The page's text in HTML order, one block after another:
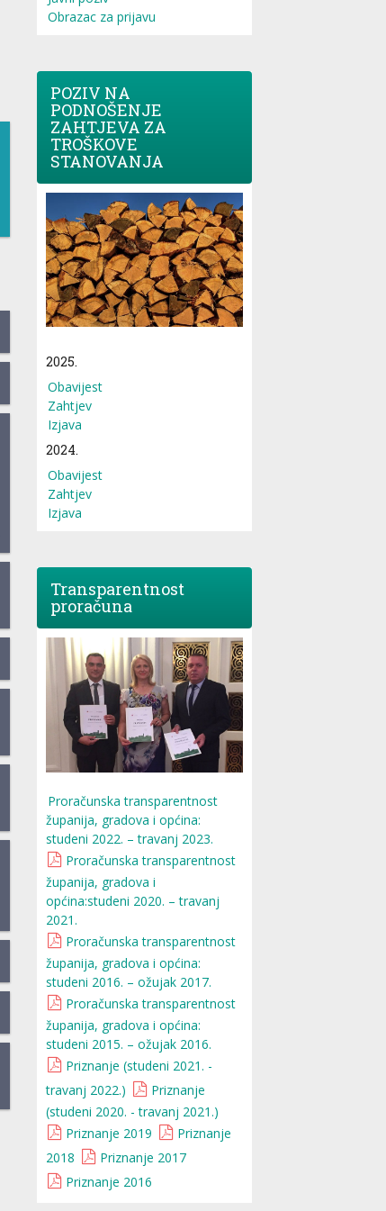
Obrazac za prijavu
POZIV NA
PODNOŠENJE
ZAHTJEVA ZA
TROŠKOVE
STANOVANJA
2025.
Obavijest
Zahtjev
Izjava
2024.
Obavijest
Zahtjev
Izjava
Transparentnost
proračuna
Proračunska transparentnost
županija, gradova i općina:
studeni 2022. – travanj 2023.
Proračunska transparentnost
županija, gradova i
općina:studeni 2020. – travanj
2021.
Proračunska transparentnost
županija, gradova i općina:
studeni 2016. – ožujak 2017.
Proračunska transparentnost
županija, gradova i općina:
studeni 2015. – ožujak 2016.
Priznanje (studeni 2021. -
travanj 2022.)
Priznanje
(studeni 2020. - travanj 2021.)
Priznanje 2019
Priznanje
2018
Priznanje 2017
Priznanje 2016